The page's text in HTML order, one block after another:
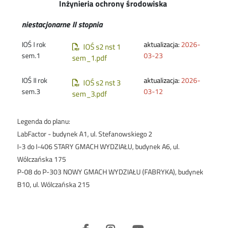
Inżynieria ochrony środowiska
niestacjonarne II stopnia
IOŚ I rok
sem.1
Document
IOŚ s2 nst 1
sem_1.pdf
aktualizacja:2026-
03-23
IOŚ II rok
sem.3
Document
IOŚ s2 nst 3
sem_3.pdf
aktualizacja:2026-
03-12
Legenda do planu:
LabFactor - budynek A1, ul. Stefanowskiego 2
I-3 do I-406 STARY GMACH WYDZIAŁU, budynek A6, ul.
Wólczańska 175
P-08 do P-303 NOWY GMACH WYDZIAŁU (FABRYKA), budynek
B10, ul. Wólczańska 215